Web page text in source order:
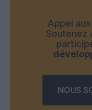
Appel
Soutenez
NOUS